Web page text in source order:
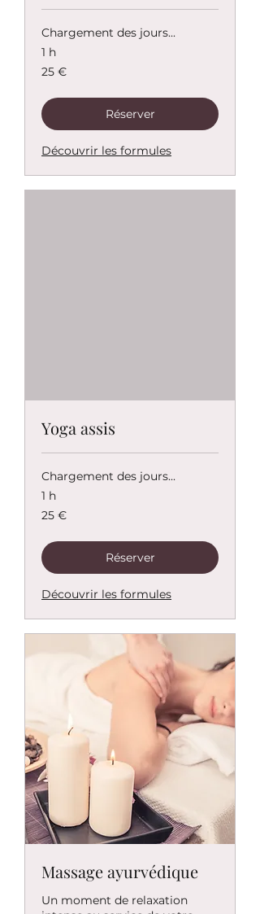
Chargement des jours...
1 h
25
euros
25 €
Réserver
Découvrir les formules
Yoga assis
Chargement des jours...
1 h
25
euros
25 €
Réserver
Découvrir les formules
Massage ayurvédique
Un moment de relaxation